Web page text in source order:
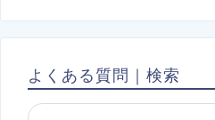
よくある質問｜検索